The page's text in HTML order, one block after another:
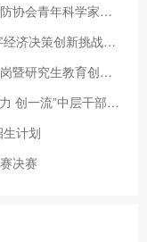
华北水利水电大学承办第十二届中国消防协会青年科学家论坛暨中国科协青年人才托举工程博士生专项论坛在郑州举办
河南工程学院学子勇夺2025年全国数字经济决策创新挑战赛总决赛二等奖
河南科技学院动物科技学院进行访企拓岗暨研究生教育创新培养基地签约仪式
河南农业大学举办“学思想 强党性 提能力 创一流”中层干部培训班
计划
决赛